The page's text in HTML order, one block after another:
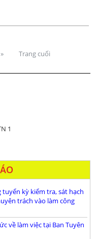
» Trang cuối
kỳ kiểm tra, sát hạch
trách vào làm công
về làm việc tại Ban Tuyên